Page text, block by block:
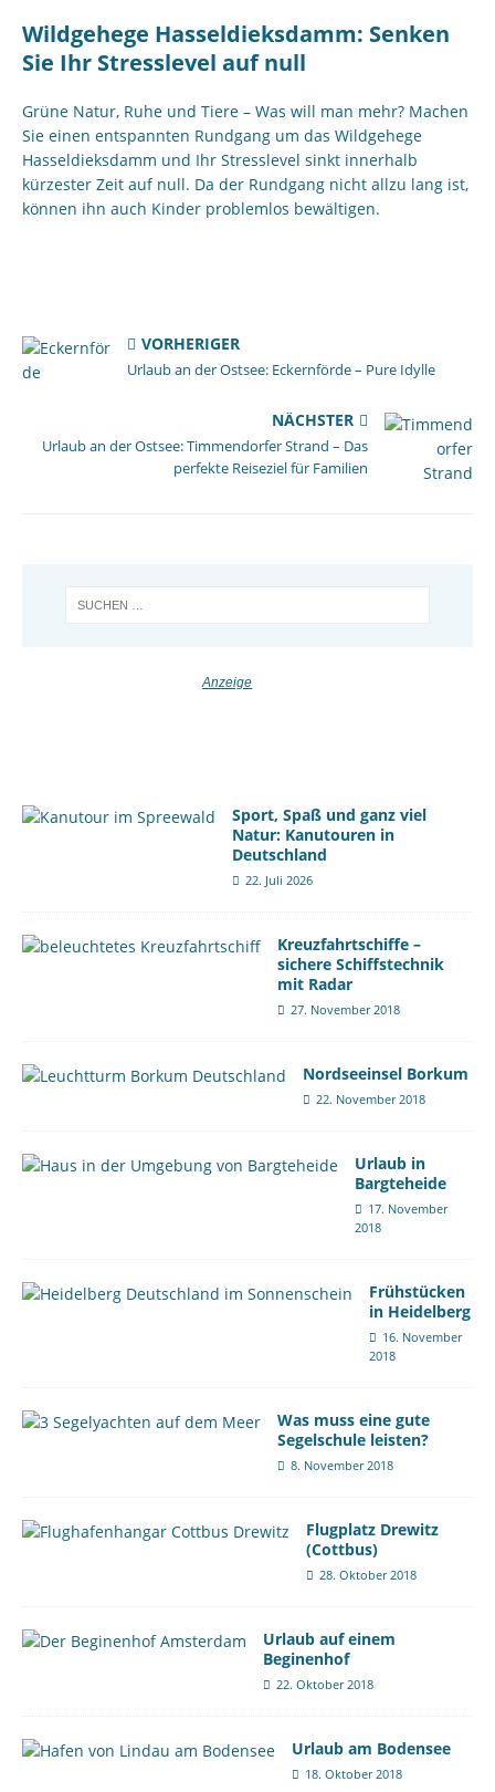
Wildgehege Hasseldieksdamm: Senken
Sie Ihr Stresslevel auf null
Grüne Natur, Ruhe und Tiere – Was will man mehr? Machen
Sie einen entspannten Rundgang um das Wildgehege
Hasseldieksdamm und Ihr Stresslevel sinkt innerhalb
kürzester Zeit auf null. Da der Rundgang nicht allzu lang ist,
können ihn auch Kinder problemlos bewältigen.
VORHERIGER
Urlaub an der Ostsee: Eckernförde – Pure Idylle
NÄCHSTER
Urlaub an der Ostsee: Timmendorfer Strand – Das
perfekte Reiseziel für Familien
Sport, Spaß und ganz viel
Natur: Kanutouren in
Deutschland
22. Juli 2026
Kreuzfahrtschiffe –
sichere Schiffstechnik
mit Radar
27. November 2018
Nordseeinsel Borkum
22. November 2018
Urlaub in
Bargteheide
17. November
2018
Frühstücken
in Heidelberg
16. November
2018
Was muss eine gute
Segelschule leisten?
8. November 2018
Flugplatz Drewitz
(Cottbus)
28. Oktober 2018
Urlaub auf einem
Beginenhof
22. Oktober 2018
Urlaub am Bodensee
18. Oktober 2018